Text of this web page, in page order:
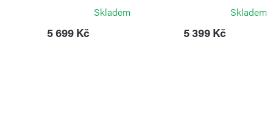
Skladem
5 699 Kč
Skladem
5 399 Kč